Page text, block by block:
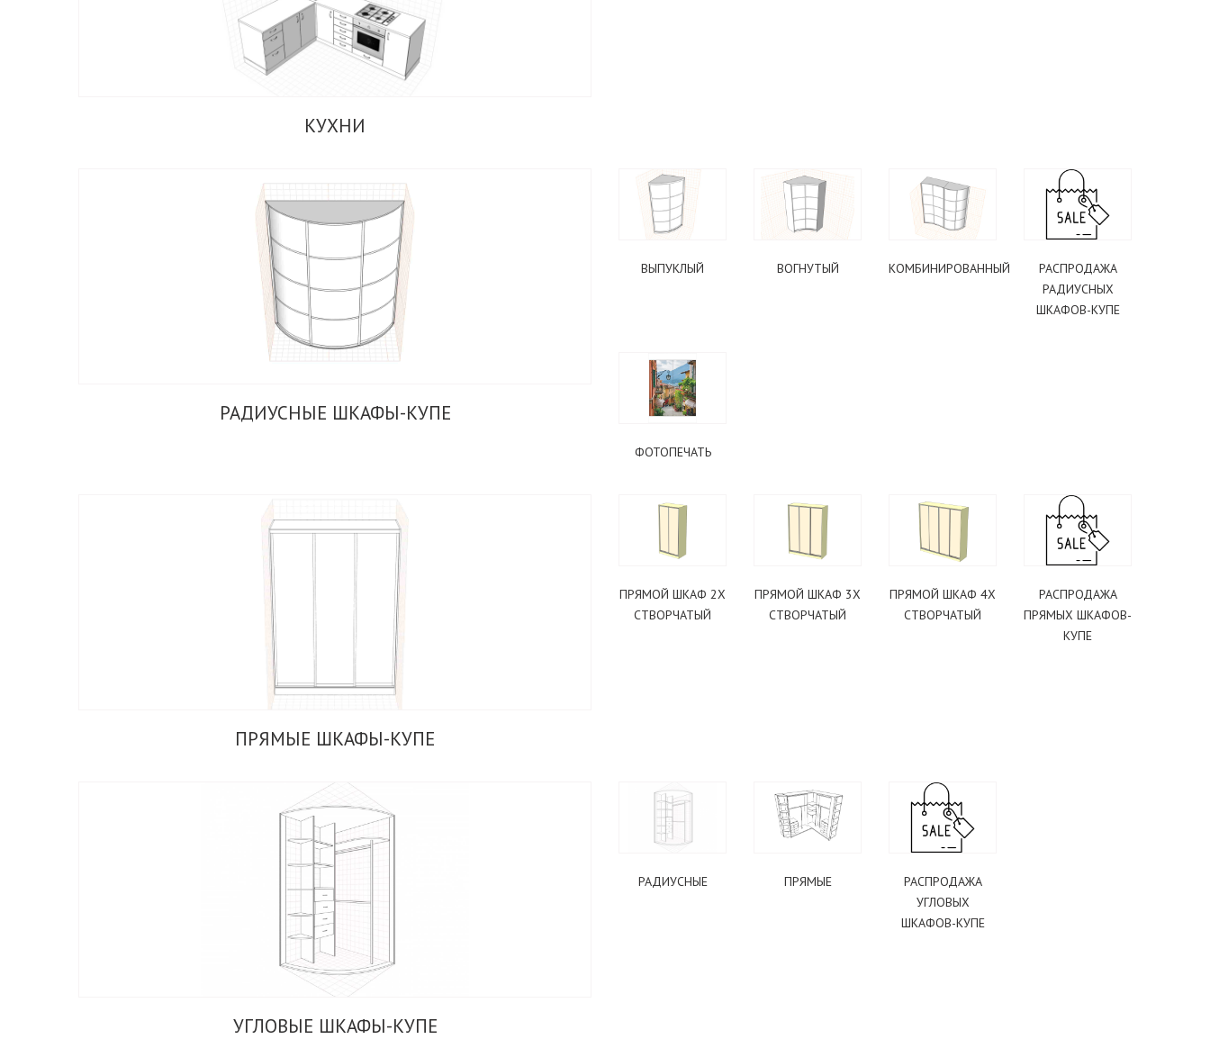
ПОДОБРАТЬ КУХНЮ
ПОДОБРАТЬ КУХНЮ
КУХНИ
РАДИУСНЫЕ ШКАФЫ-КУПЕ
ВЫПУКЛЫЙ ВОГНУТЫЙ КОМБИНИРОВАННЫЙ
РАСПРОДАЖА
РАДИУСНЫХ
ШКАФОВ-КУПЕ
ФОТОПЕЧАТЬ
ПРЯМЫЕ ШКАФЫ-КУПЕ
ПРЯМОЙ ШКАФ 2Х
СТВОРЧАТЫЙ
ПРЯМОЙ ШКАФ 3Х
СТВОРЧАТЫЙ
ПРЯМОЙ ШКАФ 4Х
СТВОРЧАТЫЙ
РАСПРОДАЖА
ПРЯМЫХ ШКАФОВ-
КУПЕ
УГЛОВЫЕ ШКАФЫ-КУПЕ
РАДИУСНЫЕ ПРЯМЫЕ
РАСПРОДАЖА
УГЛОВЫХ
ШКАФОВ-КУПЕ